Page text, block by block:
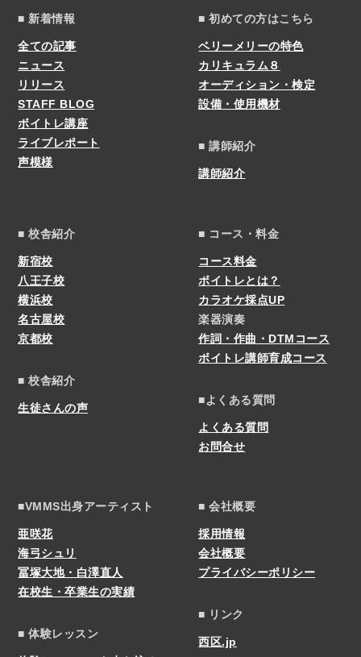
■ 新着情報
全ての記事
ニュース
リリース
STAFF BLOG
ボイトレ講座
ライブレポート
声模様
■ 初めての方はこちら
ベリーメリーの特色
カリキュラム８
オーディション・検定
設備・使用機材
■ 講師紹介
講師紹介
■ 校舎紹介
新宿校
八王子校
横浜校
名古屋校
京都校
■ 校舎紹介
生徒さんの声
■ コース・料金
コース料金
ボイトレとは？
カラオケ採点UP
楽器演奏
作詞・作曲・DTMコース
ボイトレ講師育成コース
■よくある質問
よくある質問
お問合せ
■VMMS出身アーティスト
亜咲花
海弓シュリ
冨塚大地・白澤直人
在校生・卒業生の実績
■ 体験レッスン
■ 会社概要
採用情報
会社概要
プライバシーポリシー
■ リンク
西区.jp